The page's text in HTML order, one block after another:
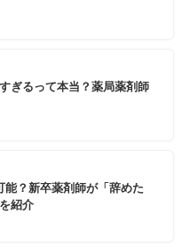
ぎるって本当？薬局薬剤師
能？新卒薬剤師が「辞めた
紹介